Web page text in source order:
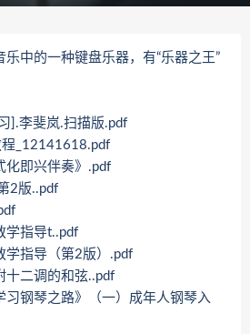
的一种键盘乐器，有“乐器之王”
李斐岚.扫描版.pdf
_12141618.pdf
即兴伴奏》.pdf
2版..pdf
指导t..pdf
指导（第2版）.pdf
二调的和弦..pdf
钢琴之路》（一）成年人钢琴入